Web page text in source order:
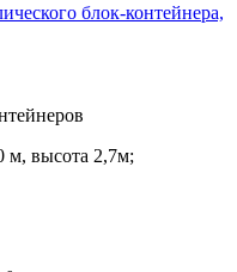
блок-контейнера,
м, высота 2,7м;